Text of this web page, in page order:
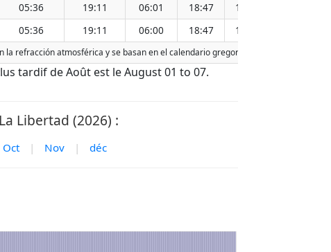
05:36 19:11 06:01 18:47
12:24
05:36 19:11 06:00 18:47 12:24
la refracción atmosférica y se basan en el calendario gregoriano. La fecha de hoy
tardif de Août est le August 01 to 07.
Libertad (2026) :
Oct | Nov | déc